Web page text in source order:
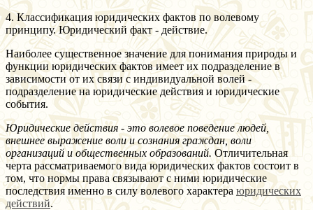
4. Классификация юридических фактов по волевому
принципу. Юридический факт - действие.
Наиболее существенное значение для понимания природы и
функции юридических фактов имеет их подразделение в
зависимости от их связи с индивидуальной волей -
подразделение на юридические действия и юридические
события.
Юридические действия - это волевое поведение людей,
внешнее выражение воли и сознания граждан, воли
организаций и общественных образований. Отличительная
черта рассматриваемого вида юридических фактов состоит в
том, что нормы права связывают с ними юридические
последствия именно в силу волевого характера юридических
действий.